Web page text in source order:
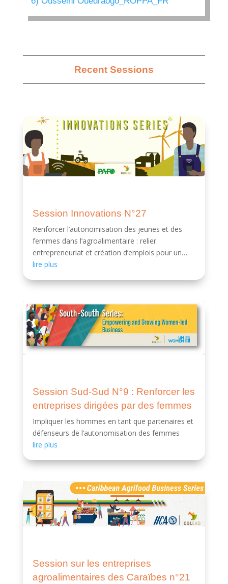
Recent Sessions
Session Innovations N°27
Renforcer l’autonomisation des jeunes et des
femmes dans l’agroalimentaire : relier
entrepreneuriat et création d’emplois pour un
impact durable.
lire plus
Session Sud-Sud N°9 : Renforcer les
entreprises dirigées par des femmes
Impliquer les hommes en tant que partenaires et
défenseurs de l’autonomisation des femmes
lire plus
Session sur les entreprises
agroalimentaires des Caraïbes n°21